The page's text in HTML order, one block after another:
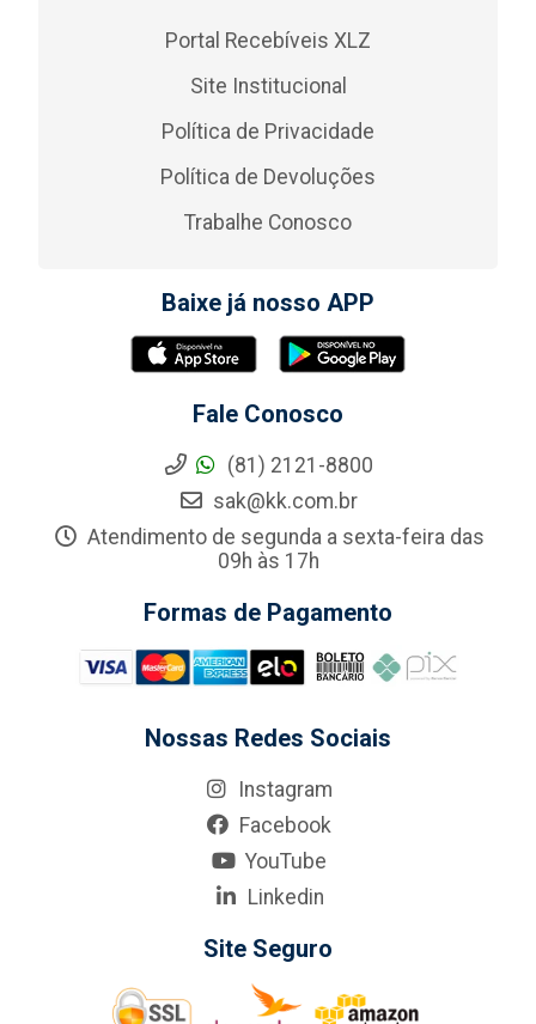
Portal Recebíveis XLZ
Site Institucional
Política de Privacidade
Política de Devoluções
Trabalhe Conosco
Baixe já nosso APP
Fale Conosco
(81) 2121-8800
sak@kk.com.br
Atendimento de segunda a sexta-feira das
09h às 17h
Formas de Pagamento
Nossas Redes Sociais
Instagram
Facebook
YouTube
Linkedin
Site Seguro